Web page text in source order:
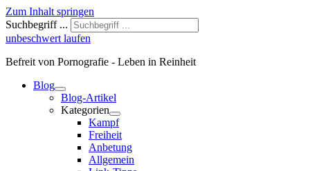
Zum Inhalt springen
Suchbegriff ...
unbeschwert laufen
Befreit von Pornografie - Leben in Reinheit
Blog
Blog-Artikel
Kategorien
Kampf
Freiheit
Anbetung
Allgemein